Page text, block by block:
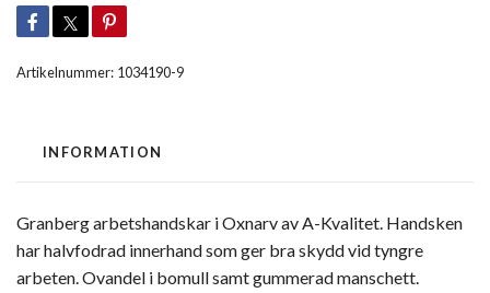
Artikelnummer: 1034190-9
INFORMATION
Granberg arbetshandskar i Oxnarv av A-Kvalitet. Handsken
har halvfodrad innerhand som ger bra skydd vid tyngre
arbeten. Ovandel i bomull samt gummerad manschett.